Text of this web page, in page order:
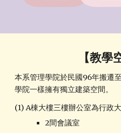
【教學
本系管理學院於民國96年搬遷
學院一樣擁有獨立建築空間。
(1)A棟大樓三樓辦公室為行政
2間會議室